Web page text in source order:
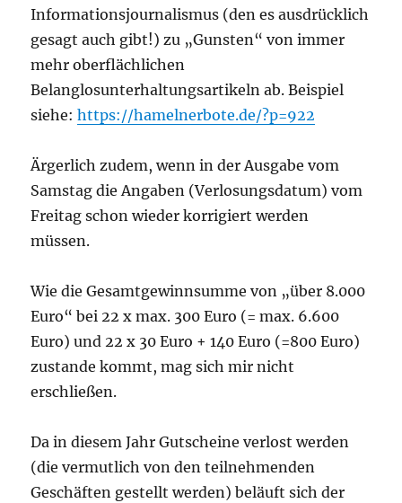
Informationsjournalismus (den es ausdrücklich
gesagt auch gibt!) zu „Gunsten“ von immer
mehr oberflächlichen
Belanglosunterhaltungsartikeln ab. Beispiel
siehe:https://hamelnerbote.de/?p=922
Ärgerlich zudem, wenn in der Ausgabe vom
Samstag die Angaben (Verlosungsdatum) vom
Freitag schon wieder korrigiert werden
müssen.
Wie die Gesamtgewinnsumme von „über 8.000
Euro“ bei 22 x max. 300 Euro (= max. 6.600
Euro) und 22 x 30 Euro + 140 Euro (=800 Euro)
zustande kommt, mag sich mir nicht
erschließen.
Da in diesem Jahr Gutscheine verlost werden
(die vermutlich von den teilnehmenden
Geschäften gestellt werden) beläuft sich der